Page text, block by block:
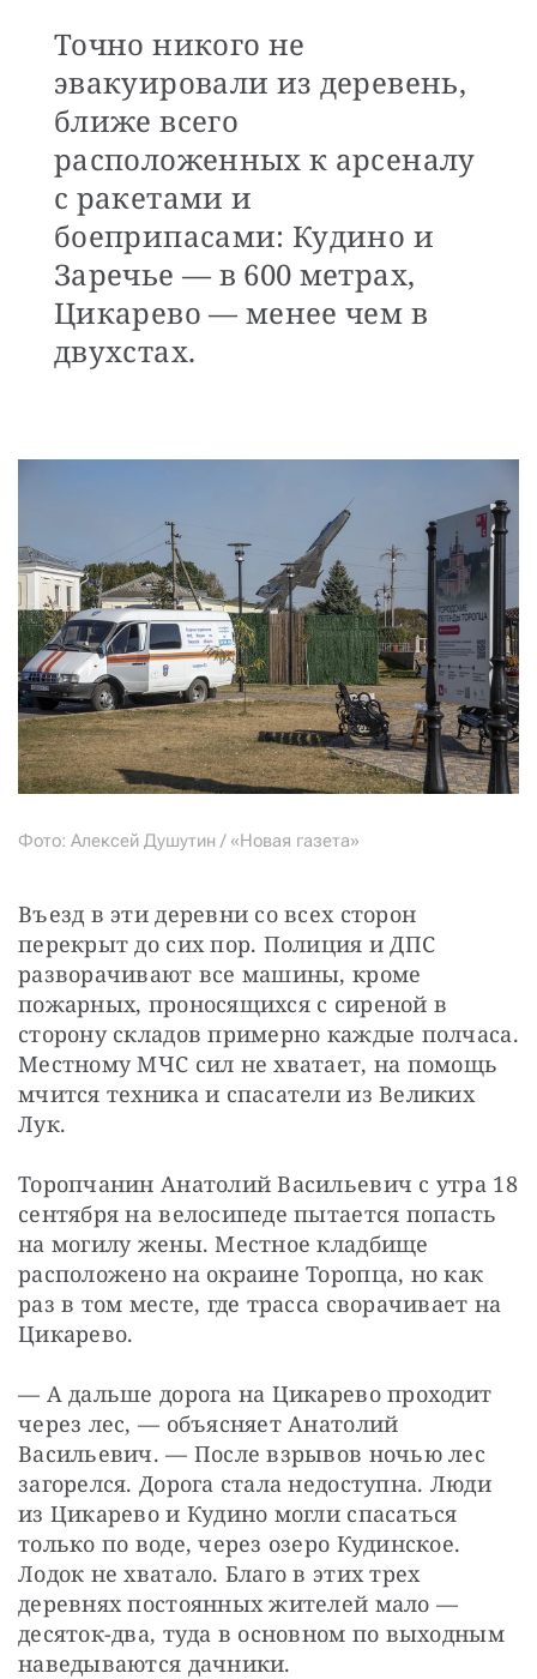
Точно никого не
эвакуировали из деревень,
ближе всего
расположенных к арсеналу
с ракетами и
боеприпасами: Кудино и
Заречье — в 600 метрах,
Цикарево — менее чем в
двухстах.
Фото: Алексей Душутин / «Новая газета»
Въезд в эти деревни со всех сторон
перекрыт до сих пор. Полиция и ДПС
разворачивают все машины, кроме
пожарных, проносящихся с сиреной в
сторону складов примерно каждые полчаса.
Местному МЧС сил не хватает, на помощь
мчится техника и спасатели из Великих
Лук.
Торопчанин Анатолий Васильевич с утра 18
сентября на велосипеде пытается попасть
на могилу жены. Местное кладбище
расположено на окраине Торопца, но как
раз в том месте, где трасса сворачивает на
Цикарево.
— А дальше дорога на Цикарево проходит
через лес, — объясняет Анатолий
Васильевич. — После взрывов ночью лес
загорелся. Дорога стала недоступна. Люди
из Цикарево и Кудино могли спасаться
только по воде, через озеро Кудинское.
Лодок не хватало. Благо в этих трех
деревнях постоянных жителей мало —
десяток-два, туда в основном по выходным
наведываются дачники.